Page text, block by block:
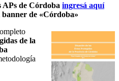
APs de Córdoba ingresá aquí
banner de «Córdoba»
de la